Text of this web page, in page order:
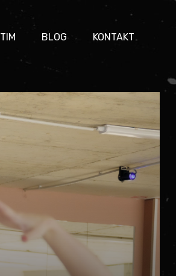
TIM BLOG KONTAKT